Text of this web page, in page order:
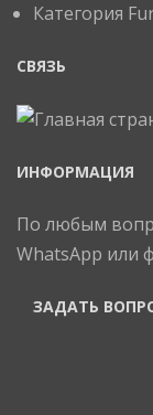
Категория
СВЯЗЬ
ИНФОРМАЦИЯ
По любым
WhatsApp или
ЗАДАТЬ